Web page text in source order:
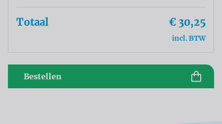
Totaal € 30,25
incl. BTW
Bestellen